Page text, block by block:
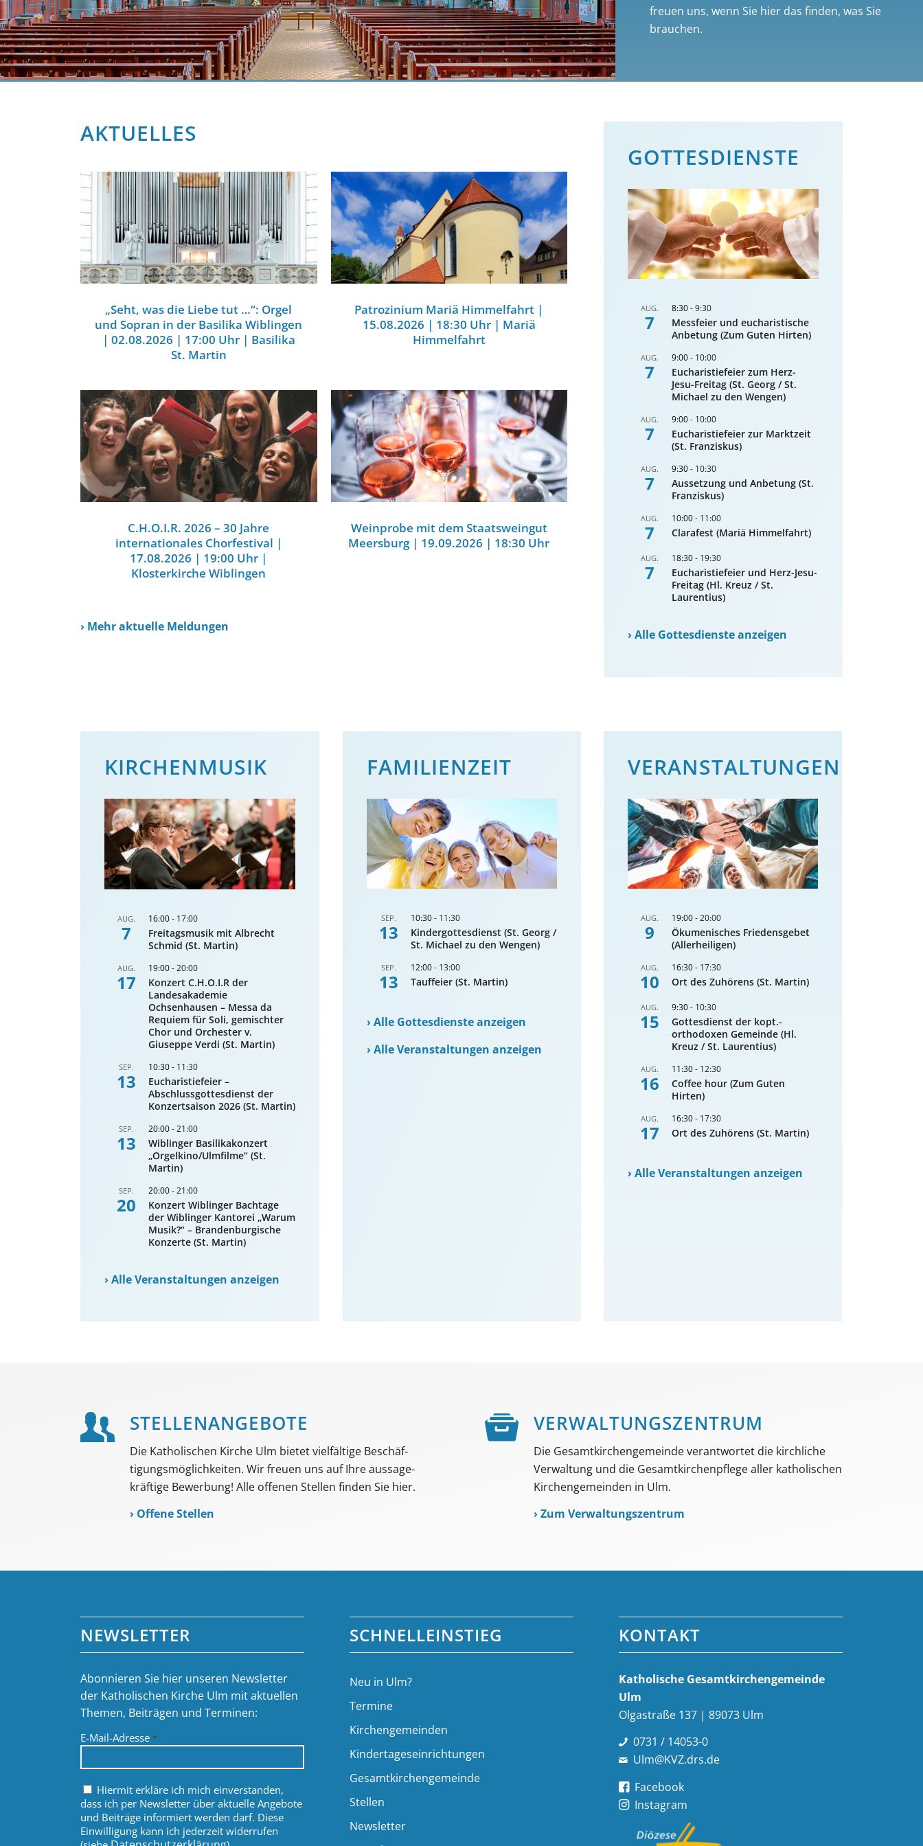
freuen uns, wenn Sie hier das finden, was Sie
brauchen.
AKTUELLES
„Seht, was die Liebe tut …“: Orgel
und Sopran in der Basilika Wiblingen
| 02.08.2026 | 17:00 Uhr | Basilika
St. Martin
Patrozinium Mariä Himmelfahrt |
15.08.2026 | 18:30 Uhr | Mariä
Himmelfahrt
C.H.O.I.R. 2026 – 30 Jahre
internationales Chorfestival |
17.08.2026 | 19:00 Uhr |
Klosterkirche Wiblingen
Weinprobe mit dem Staatsweingut
Meersburg | 19.09.2026 | 18:30 Uhr
› Mehr aktuelle Meldungen
GOTTES­DIENSTE
AUG.
7
8:30-9:30
Messfeier und eucharistische
Anbetung (Zum Guten Hirten)
AUG.
7
9:00- 10:00
Eucharistiefeier zum Herz-
Jesu-Freitag (St. Georg / St.
Michael zu den Wengen)
AUG.
7
9:00- 10:00
Eucharistiefeier zur Marktzeit
(St. Franziskus)
AUG.
7
9:30- 10:30
Aussetzung und Anbetung (St.
Franziskus)
AUG.
7
10:00- 11:00
Clarafest (Mariä Himmelfahrt)
AUG.
7
18:30- 19:30
Eucharistiefeier und Herz-Jesu-
Freitag (Hl. Kreuz / St.
Laurentius)
›Alle Gottesdienste anzeigen
KIRCHENMUSIK
AUG.
7
16:00- 17:00
Freitagsmusik mit Albrecht
Schmid (St. Martin)
AUG.
17
19:00-20:00
Konzert C.H.O.I.R der
Landesakademie
Ochsenhausen – Messa da
Requiem für Soli, gemischter
Chor und Orchester v.
Giuseppe Verdi (St. Martin)
SEP.
13
10:30- 11:30
Eucharistiefeier –
Abschlussgottesdienst der
Konzertsaison 2026 (St. Martin)
SEP.
13
20:00-21:00
Wiblinger Basilikakonzert
„Orgelkino/Ulmfilme“ (St.
Martin)
SEP.
20
20:00-21:00
Konzert Wiblinger Bachtage
der Wiblinger Kantorei „Warum
Musik?“ – Brandenburgische
Konzerte (St. Martin)
›Alle Veranstaltungen anzeigen
FAMILIENZEIT
SEP.
13
10:30- 11:30
Kindergottesdienst (St. Georg /
St. Michael zu den Wengen)
SEP.
13
12:00- 13:00
Tauffeier (St. Martin)
›Alle Gottesdienste anzeigen
›Alle Veranstaltungen anzeigen
VERANSTALTUNGEN
AUG.
9
19:00-20:00
Ökumenisches Friedensgebet
(Allerheiligen)
AUG.
10
16:30- 17:30
Ort des Zuhörens (St. Martin)
AUG.
15
9:30- 10:30
Gottesdienst der kopt.-
orthodoxen Gemeinde (Hl.
Kreuz / St. Laurentius)
AUG.
16
11:30- 12:30
Coffee hour (Zum Guten
Hirten)
AUG.
17
16:30- 17:30
Ort des Zuhörens (St. Martin)
›Alle Veranstaltungen anzeigen
STELLEN­ANGEBOTE
Die Katholischen Kirche Ulm bietet viel­fältige Beschäf­
tigungs­möglich­keiten. Wir freuen uns auf Ihre aussage­
kräftige Bewerbung! Alle offenen Stellen finden Sie hier.
› Offene Stellen
VER­WALTUNGS­­ZENTRUM
Die Gesamtkirchengemeinde verantwortet die kirchliche
Verwaltung und die Gesamtkirchenpflege aller katholischen
Kirchengemeinden in Ulm.
›Zum Verwaltungszentrum
NEWSLETTER
Abonnieren Sie hier unseren Newsletter
der Katholischen Kirche Ulm mit aktuellen
Themen, Beiträgen und Terminen:
E-Mail-Adresse*
Hiermit erkläre ich mich einverstanden,
dass ich per Newsletter über aktuelle Angebote
und Beiträge informiert werden darf. Diese
Einwilligung kann ich jederzeit widerrufen
SCHNELLEINSTIEG
Neu in Ulm?
Termine
Kirchengemeinden
Kindertageseinrichtungen
Gesamtkirchengemeinde
Stellen
Newsletter
KONTAKT
Katholische Gesamt­kirchen­gemeinde
Ulm
Olgastraße 137 | 89073 Ulm
0731 / 14053-0
Ulm@KVZ.drs.de
Facebook
Instagram